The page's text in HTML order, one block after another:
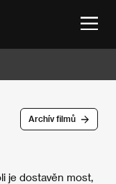
Archív filmů
je dostavěn most,